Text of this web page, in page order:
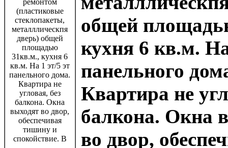
общей
кухня 6 кв.м.
панельного
Квартира не
балкона. Окна
во двор,